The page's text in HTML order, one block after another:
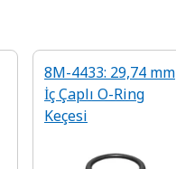
8M-4433: 29,74 mm
İç Çaplı O-Ring
Keçesi